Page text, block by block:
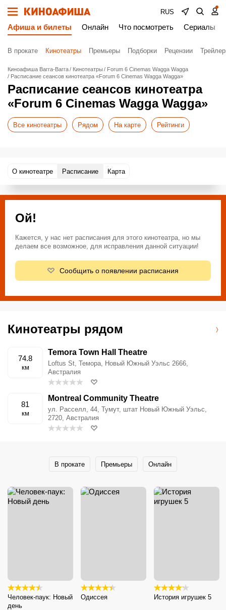
RUS
Афиша и билеты Онлайн Что посмотреть Сериалы
В прокате Кинотеатры Премьеры Подборки Рецензии
Киноафиша Вагга-Вагга Кинотеатры
Forum 6 Cinemas Wagga Wagga
Расписание сеансов кинотеатра «Forum 6 Cinemas Wagga Wagga»
Расписание сеансов кинотеатра
«Forum 6 Cinemas Wagga Wagga»
Все кинотеатры Рядом На карте Рейтинги
О кинотеатре Расписание Карта
Ой!
Кажется, у нас нет расписания для этого кинотеатра, но мы
делаем все возможное, для исправления данной ситуации!
Сообщить о появлении расписания
Кинотеатры рядом
74.8
км
Temora Town Hall Theatre
Loftus St, Темора, Новый Южный Уэльс 2666,
Австралия
81
км
Montreal Community Theatre
ул. Расселл, 44, Тумут, штат Новый Южный Уэльс,
2720, Австралия
В прокате Премьеры Онлайн
Человек-паук: Новый
день
Одиссея История игрушек 5